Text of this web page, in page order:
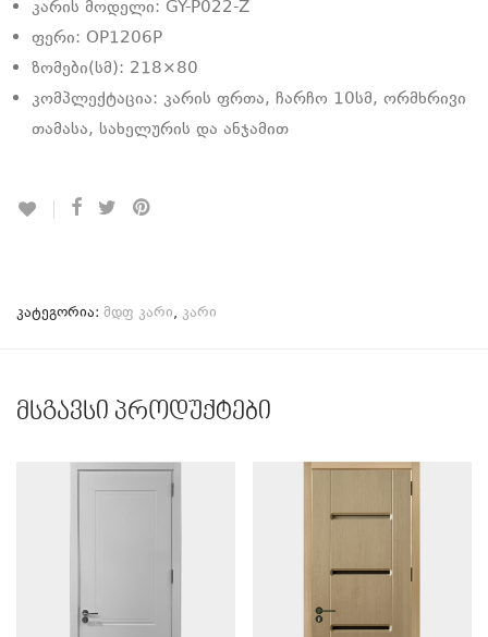
კარის მოდელი: GY-P022-Z
ფერი: OP1206P
ზომები(სმ): 218×80
კომპლექტაცია: კარის ფრთა, ჩარჩო 10სმ, ორმხრივი
თამასა, სახელურის და ანჯამით
კატეგორია: მდფ კარი, კარი
მსგავსი პროდუქტები